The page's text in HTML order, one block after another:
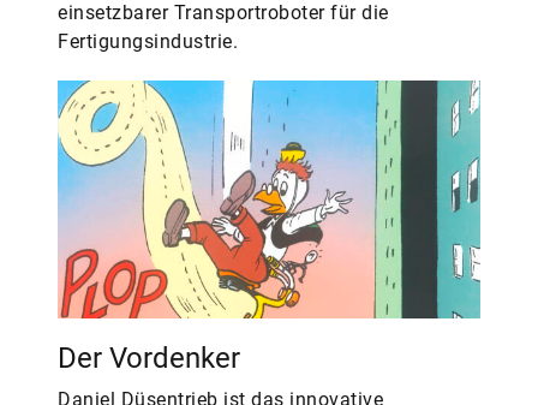
einsetzbarer Transportroboter für die
Fertigungsindustrie.
Der Vordenker
Daniel Düsentrieb ist das innovative